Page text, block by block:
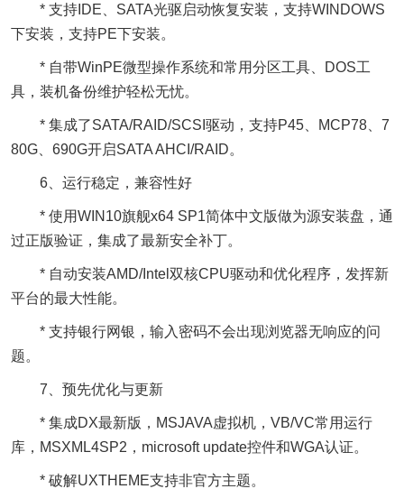
* 支持IDE、SATA光驱启动恢复安装，支持WINDOWS
下安装，支持PE下安装。
* 自带WinPE微型操作系统和常用分区工具、DOS工
具，装机备份维护轻松无忧。
* 集成了SATA/RAID/SCSI驱动，支持P45、MCP78、7
80G、690G开启SATA AHCI/RAID。
6、运行稳定，兼容性好
* 使用WIN10旗舰x64 SP1简体中文版做为源安装盘，通
过正版验证，集成了最新安全补丁。
* 自动安装AMD/Intel双核CPU驱动和优化程序，发挥新
平台的最大性能。
* 支持银行网银，输入密码不会出现浏览器无响应的问
题。
7、预先优化与更新
* 集成DX最新版，MSJAVA虚拟机，VB/VC常用运行
库，MSXML4SP2，microsoft update控件和WGA认证。
* 破解UXTHEME支持非官方主题。